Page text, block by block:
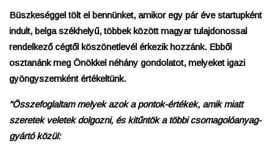
Büszkeséggel tölt el bennünket, amikor egy pár éve startupként
indult, belga székhelyű, többek között magyar tulajdonossal
rendelkező cégtől köszönetlevél érkezik hozzánk. Ebből
osztanánk meg Önökkel néhány gondolatot, melyeket igazi
gyöngyszemként értékeltünk.
“Összefoglaltam melyek azok a pontok-értékek, amik miatt
szeretek veletek dolgozni, és kitűntök a többi csomagolóanyag-
gyártó közül: